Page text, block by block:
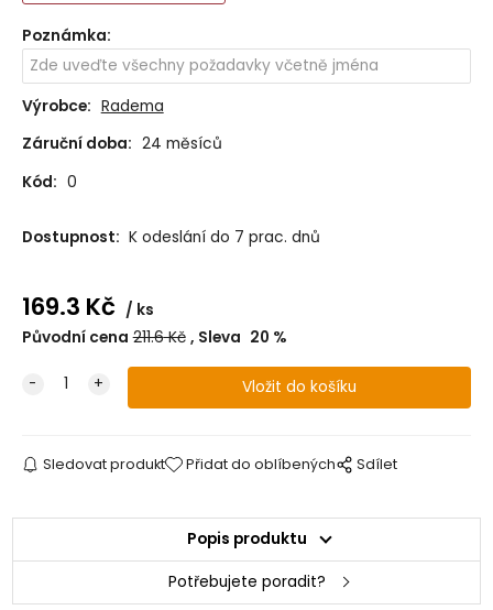
Poznámka:
Výrobce: Radema
Záruční doba: 24 měsíců
Kód: 0
Dostupnost: K odeslání do 7 prac. dnů
169.3 Kč
ks
Původní cena 211.6Kč Sleva 20 %
Sledovat produkt Přidat do oblíbených Sdílet
Popis produktu
Potřebujete poradit?